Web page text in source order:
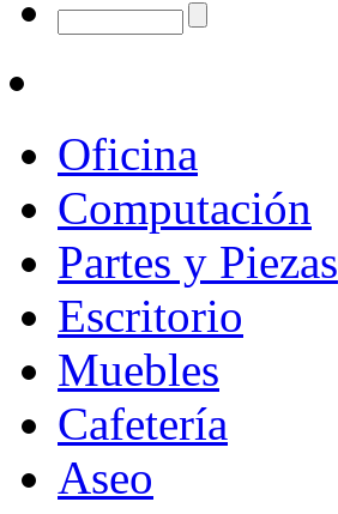
Oficina
Computación
Partes y Piezas
Escritorio
Muebles
Cafetería
Aseo